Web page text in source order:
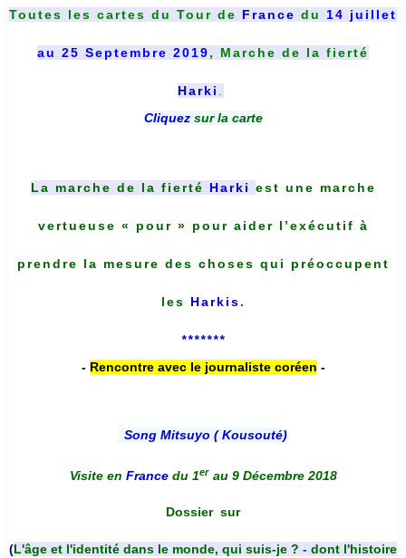
Toutes les cartes du Tour de France du 14 juillet
au 25 Septembre 2019, Marche de la fierté
Harki
Cliquez sur la carte
La marche de la fierté Harki est une marche
vertueuse « pour » pour aider l’exécutif à
prendre la mesure des choses qui préoccupent
les Harkis.
*******
- Rencontre avec le journaliste coréen -
Song Mitsuyo ( Kousouté)
Visite en France du 1er au 9 Décembre 2018
Dossier sur
(L'âge et l'identité dans le monde, qui suis-je ? - dont l'histoire